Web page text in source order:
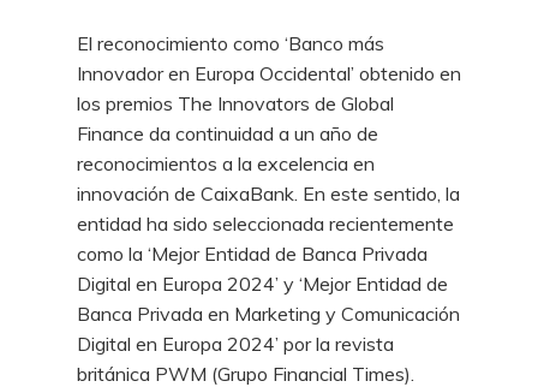
El reconocimiento como ‘Banco más
Innovador en Europa Occidental’ obtenido en
los premios The Innovators de Global
Finance da continuidad a un año de
reconocimientos a la excelencia en
innovación de CaixaBank. En este sentido, la
entidad ha sido seleccionada recientemente
como la ‘Mejor Entidad de Banca Privada
Digital en Europa 2024’ y ‘Mejor Entidad de
Banca Privada en Marketing y Comunicación
Digital en Europa 2024’ por la revista
británica PWM (Grupo Financial Times).